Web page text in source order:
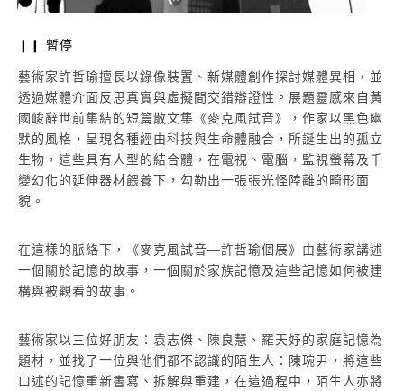
❙❙ 暫停
單頻道錄像,2015
藝術家許哲瑜擅長以錄像裝置、新媒體創作探討媒體異相，並
透過媒體介面反思真實與虛擬間交錯辯證性。展題靈感來自黃
國峻辭世前集結的短篇散文集《麥克風試音》，作家以黑色幽
默的風格，呈現各種經由科技與生命體融合，所誕生出的孤立
生物，這些具有人型的結合體，在電視、電腦，監視螢幕及千
變幻化的延伸器材餵養下，勾勒出一張張光怪陸離的畸形面
貌。
在這樣的脈絡下，《麥克風試音—許哲瑜個展》由藝術家講述
一個關於記憶的故事，一個關於家族記憶及這些記憶如何被建
構與被觀看的故事。
藝術家以三位好朋友：袁志傑、陳良慧、羅天妤的家庭記憶為
題材，並找了一位與他們都不認識的陌生人：陳琬尹，將這些
口述的記憶重新書寫、拆解與重建，在這過程中，陌生人亦將